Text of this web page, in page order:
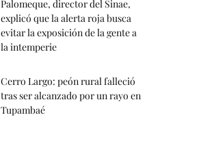
Palomeque, director del Sinae,
explicó que la alerta roja busca
evitar la exposición de la gente a
la intemperie
Cerro Largo: peón rural falleció
tras ser alcanzado por un rayo en
Tupambaé